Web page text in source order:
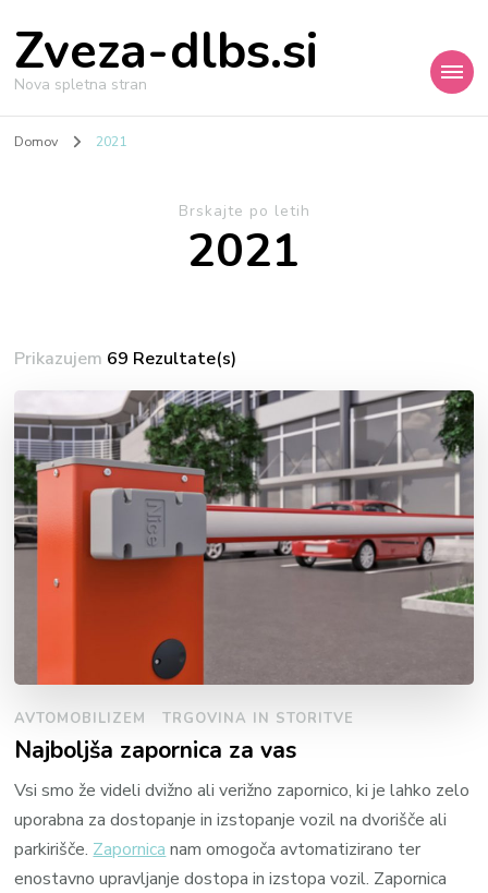
Zveza-dlbs.si
Nova spletna stran
Domov 2021
Brskajte po letih
2021
Prikazujem 69 Rezultate(s)
AVTOMOBILIZEM TRGOVINA IN STORITVE
Najboljša zapornica za vas
Vsi smo že videli dvižno ali verižno zapornico, ki je lahko zelo
uporabna za dostopanje in izstopanje vozil na dvorišče ali
parkirišče. Zapornica nam omogoča avtomatizirano ter
enostavno upravljanje dostopa in izstopa vozil. Zapornica